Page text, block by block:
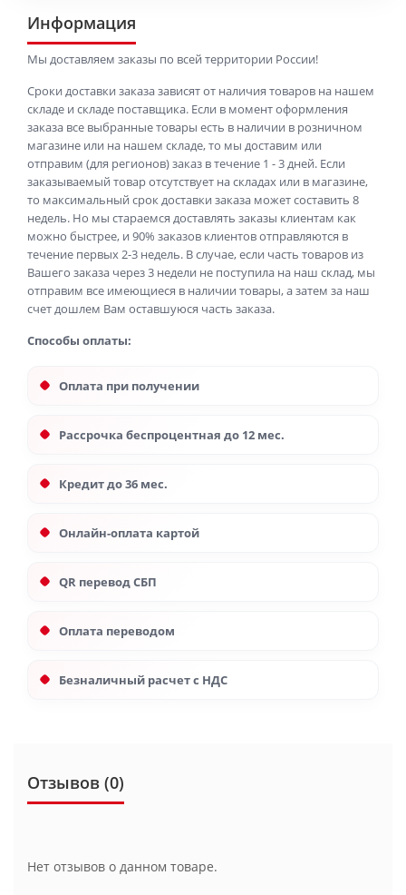
Информация
Мы доставляем заказы по всей территории России!
Сроки доставки заказа зависят от наличия товаров на нашем
складе и складе поставщика. Если в момент оформления
заказа все выбранные товары есть в наличии в розничном
магазине или на нашем складе, то мы доставим или
отправим (для регионов) заказ в течение 1 - 3 дней. Если
заказываемый товар отсутствует на складах или в магазине,
то максимальный срок доставки заказа может составить 8
недель. Но мы стараемся доставлять заказы клиентам как
можно быстрее, и 90% заказов клиентов отправляются в
течение первых 2-3 недель. В случае, если часть товаров из
Вашего заказа через 3 недели не поступила на наш склад, мы
отправим все имеющиеся в наличии товары, а затем за наш
счет дошлем Вам оставшуюся часть заказа.
Способы оплаты:
Оплата при получении
Рассрочка беспроцентная до 12 мес.
Кредит до 36 мес.
Онлайн-оплата картой
QR перевод СБП
Оплата переводом
Безналичный расчет с НДС
Отзывов (0)
Нет отзывов о данном товаре.